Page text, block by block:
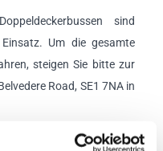
sind
Um die gesamte
steigen Sie bitte zur
Road, SE1 7NA in